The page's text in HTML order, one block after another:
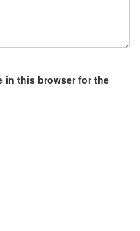
in this browser for the